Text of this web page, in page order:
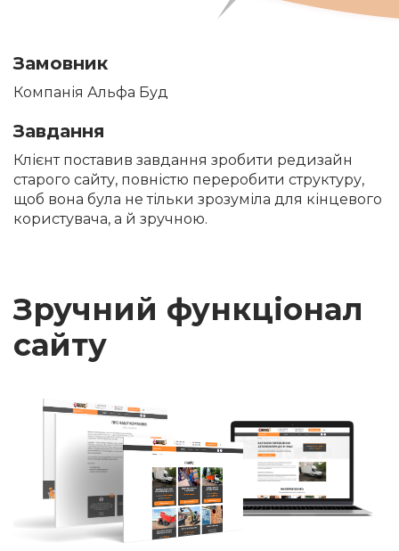
Замовник
Компанія Альфа Буд
Завдання
Клієнт поставив завдання зробити редизайн
старого сайту, повністю переробити структуру,
щоб вона була не тільки зрозуміла для кінцевого
користувача, а й зручною.
Зручний функціонал
сайту